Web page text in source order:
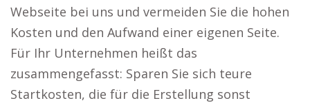
Webseite bei uns und vermeiden Sie die hohen
Kosten und den Aufwand einer eigenen Seite.
Für Ihr Unternehmen heißt das
zusammengefasst: Sparen Sie sich teure
Startkosten, die für die Erstellung sonst